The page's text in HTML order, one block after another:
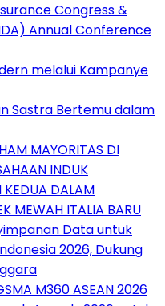
Congress &
Annual Conference
melalui Kampanye
Sastra Bertemu dalam
MAYORITAS DI
INDUK
KEDUA DALAM
MEWAH ITALIA BARU
Data untuk
2026, Dukung
M360 ASEAN 2026